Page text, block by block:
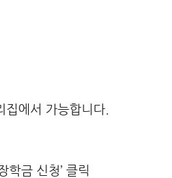
집에서 가능합니다.
학금 신청’ 클릭